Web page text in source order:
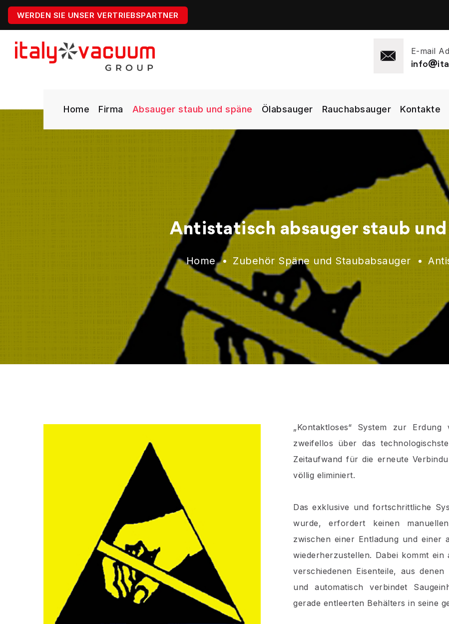
WERDEN SIE UNSER VERTRIEBSPARTNER
E-mail
info
Home Firma Absauger staub und späne Ölabsauger Rauchabsauger Kontakte
Antistatisch absauger staub und
Home Zubehör Späne und Staubabsauger
„Kontaktloses“ System zur
zweifellos über das
Zeitaufwand für die erneute
völlig eliminiert.
Das exklusive und fortschrittliche
wurde, erfordert keinen
zwischen einer Entladung und einer
wiederherzustellen. Dabei kommt ein
verschiedenen Eisenteile, aus
und automatisch verbindet
gerade entleerten Behälters in seine